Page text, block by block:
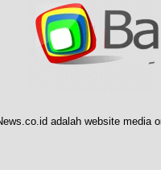
adalah website media